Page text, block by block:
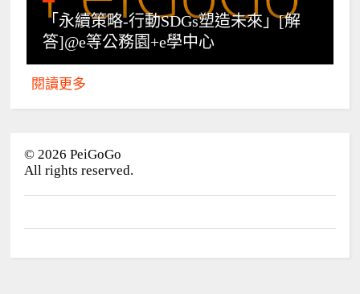
「永續策略-行動SDGs塑造未來」[解
答]@e等公務園+e學中心
閱讀更多
© 2026 PeiGoGo
All rights reserved.